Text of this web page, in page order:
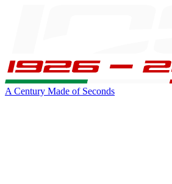
A Century Made of Seconds